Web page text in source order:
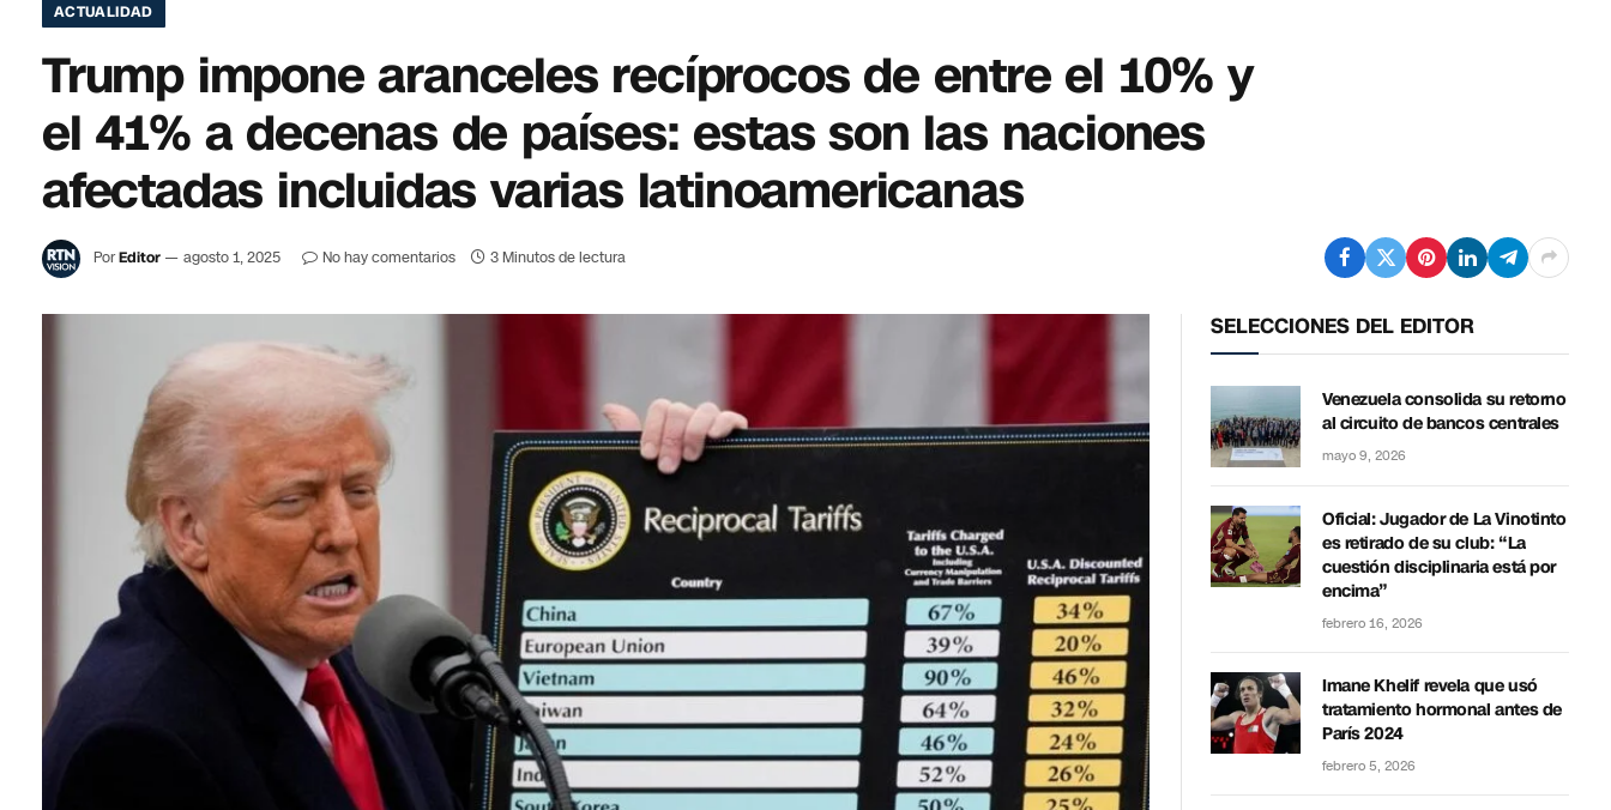
ACTUALIDAD
Trump impone aranceles recíprocos de entre el 10% y
el 41% a decenas de países: estas son las naciones
afectadas incluidas varias latinoamericanas
PorEditor agosto 1, 2025 No hay comentarios 3 Minutos de lectura
SELECCIONES DEL EDITOR
Venezuela consolida su retorno
al circuito de bancos centrales
mayo 9, 2026
Oficial: Jugador de La Vinotinto
es retirado de su club: “La
cuestión disciplinaria está por
encima”
febrero 16, 2026
Imane Khelif revela que usó
tratamiento hormonal antes de
París 2024
febrero 5, 2026